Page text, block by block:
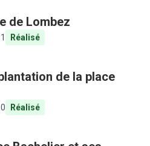
de Lombez
1 Réalisé
de la place
0 Réalisé